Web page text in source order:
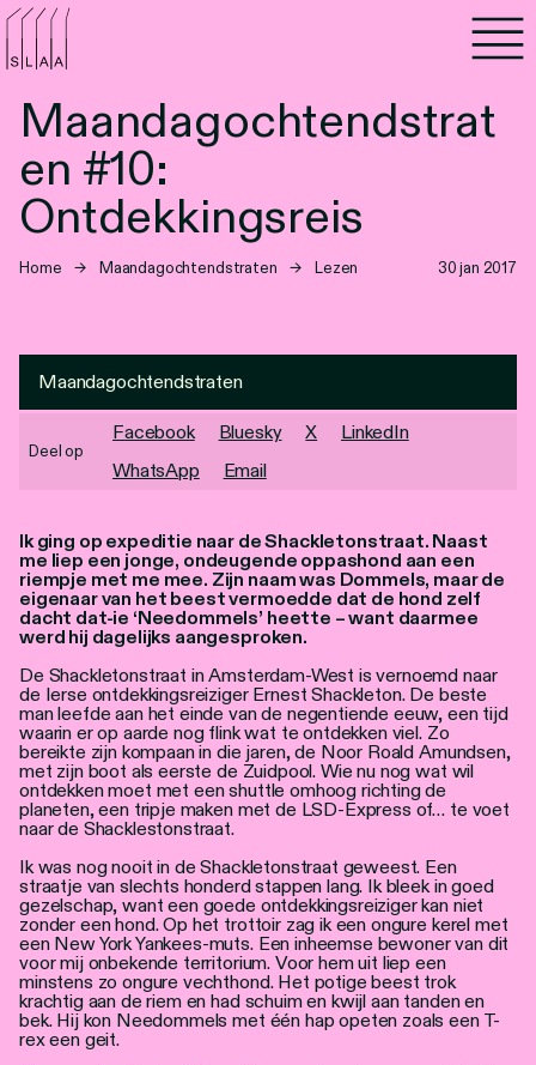
Maandagochtendstrat
en #10:
Ontdekkingsreis
Home → Maandagochtendstraten → Lezen 30 jan 2017
Ik ging op expeditie naar de Shackletonstraat. Naast
me liep een jonge, ondeugende oppashond aan een
riempje met me mee. Zijn naam was Dommels, maar de
eigenaar van het beest vermoedde dat de hond zelf
dacht dat-ie ‘Needommels’ heette – want daarmee
werd hij dagelijks aangesproken.
De Shackletonstraat in Amsterdam-West is vernoemd naar
de Ierse ontdekkingsreiziger Ernest Shackleton. De beste
man leefde aan het einde van de negentiende eeuw, een tijd
waarin er op aarde nog flink wat te ontdekken viel. Zo
bereikte zijn kompaan in die jaren, de Noor Roald Amundsen,
met zijn boot als eerste de Zuidpool. Wie nu nog wat wil
ontdekken moet met een shuttle omhoog richting de
planeten, een tripje maken met de LSD-Express of… te voet
naar de Shacklestonstraat.
Ik was nog nooit in de Shackletonstraat geweest. Een
straatje van slechts honderd stappen lang. Ik bleek in goed
gezelschap, want een goede ontdekkingsreiziger kan niet
zonder een hond. Op het trottoir zag ik een ongure kerel met
een New York Yankees-muts. Een inheemse bewoner van dit
voor mij onbekende territorium. Voor hem uit liep een
minstens zo ongure vechthond. Het potige beest trok
krachtig aan de riem en had schuim en kwijl aan tanden en
bek. Hij kon Needommels met één hap opeten zoals een T-
rex een geit.
Maandagochtendstraten
Deel op
Facebook Bluesky X
LinkedIn
WhatsApp
Email
Agenda
Programma's
Lezen
Luisteren
Over SLAA
Vacatures
Personen
Toegankelijkheid
Stadsdichter